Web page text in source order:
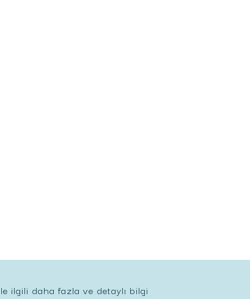
ilgili daha fazla ve detaylı bilgi